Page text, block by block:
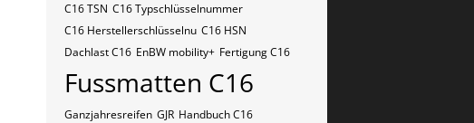
C16​​​​ TSN C16​​​​ Typschlüsselnummer
C16​​​​​ Herstellerschlüsselnu C16​​​​​ HSN
Dachlast C16 EnBW mobility+ Fertigung C16
Fussmatten C16
Ganzjahresreifen GJR Handbuch C16